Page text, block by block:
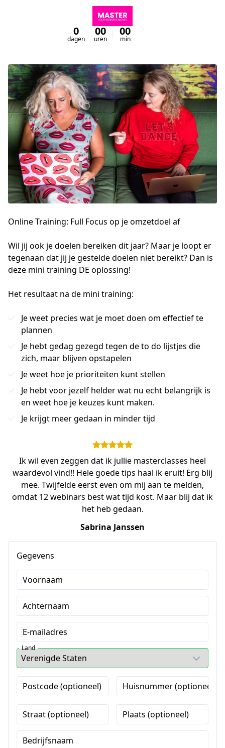
0
dagen
00
uren
00
min
Online Training: Full Focus op je omzetdoel af
Wil jij ook je doelen bereiken dit jaar? Maar je loopt er
tegenaan dat jij je gestelde doelen niet bereikt? Dan is
deze mini training DE oplossing!
Het resultaat na de mini training:
Je weet precies wat je moet doen om effectief te
plannen
Je hebt gedag gezegd tegen de to do lijstjes die
zich, maar blijven opstapelen
Je weet hoe je prioriteiten kunt stellen
Je hebt voor jezelf helder wat nu echt belangrijk is
en weet hoe je keuzes kunt maken.
Je krijgt meer gedaan in minder tijd
Ik wil even zeggen dat ik jullie masterclasses heel
waardevol vind!! Hele goede tips haal ik eruit! Erg blij
mee. Twijfelde eerst even om mij aan te melden,
omdat 12 webinars best wat tijd kost. Maar blij dat ik
het heb gedaan.
Sabrina Janssen
Gegevens
Voornaam
Achternaam
E-mailadres
Land
Postcode (optioneel) Huisnummer (optioneel)
Straat (optioneel) Plaats (optioneel)
Bedrijfsnaam